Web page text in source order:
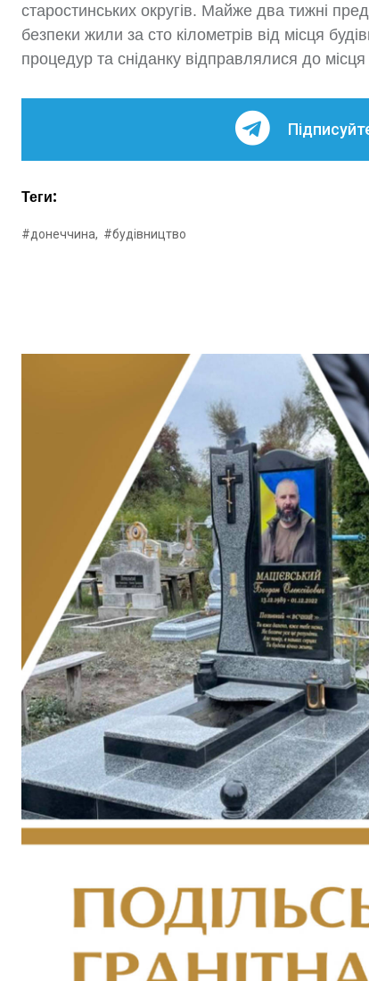
старостинських округів. Майже два тижні
безпеки жили за сто кілометрів від місця
процедур та сніданку відправлялися до
Теги:
#донеччина, #будівництво